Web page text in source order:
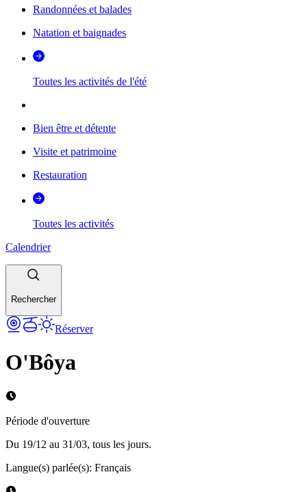
Randonnées et balades
Natation et baignades
Toutes les activités de l'été
Bien être et détente
Visite et patrimoine
Restauration
Toutes les activités
Calendrier
Rechercher
Réserver
O'Bôya
Période d'ouverture
Du 19/12 au 31/03, tous les jours.
Langue(s) parlée(s): Français